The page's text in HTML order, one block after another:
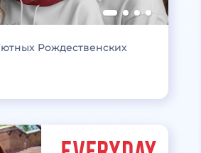
Рождественских